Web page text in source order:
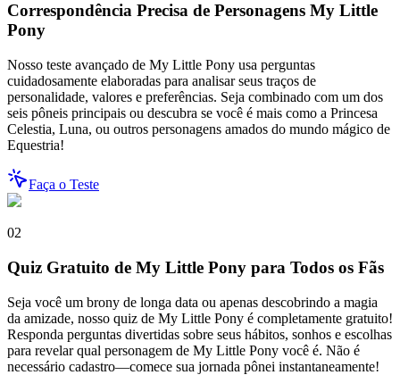
Correspondência Precisa de Personagens My Little
Pony
Nosso teste avançado de My Little Pony usa perguntas
cuidadosamente elaboradas para analisar seus traços de
personalidade, valores e preferências. Seja combinado com um dos
seis pôneis principais ou descubra se você é mais como a Princesa
Celestia, Luna, ou outros personagens amados do mundo mágico de
Equestria!
Faça o Teste
02
Quiz Gratuito de My Little Pony para Todos os Fãs
Seja você um brony de longa data ou apenas descobrindo a magia
da amizade, nosso quiz de My Little Pony é completamente gratuito!
Responda perguntas divertidas sobre seus hábitos, sonhos e escolhas
para revelar qual personagem de My Little Pony você é. Não é
necessário cadastro—comece sua jornada pônei instantaneamente!